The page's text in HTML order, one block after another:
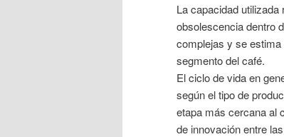
La capacidad
obsolescencia dentro
complejas y se
segmento del café.
El ciclo de vida en
según el tipo de
etapa más cercana al
de innovación entre